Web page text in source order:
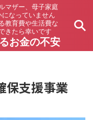
マザー、母子家庭
なっていません
教育費や生活費な
きたら幸いです
お金の不安
保支援事業